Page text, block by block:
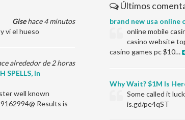
Gisehace 4 minutos
vi el hueso
alrededor de 2 horas
SPELLS, In
well known
Results is
Últimos
brand new usa online
online mobile
casino website
casino games pc $10…
Why Wait? $1M Is
Some called it
is.gd/pe4qST